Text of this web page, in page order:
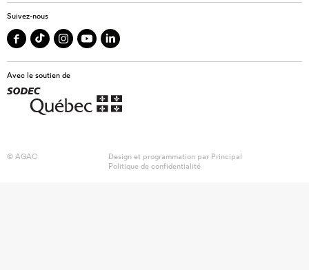
Suivez-nous
Avec le soutien de
© AGAC Design et programmation par Principal
Politique de confidentialité